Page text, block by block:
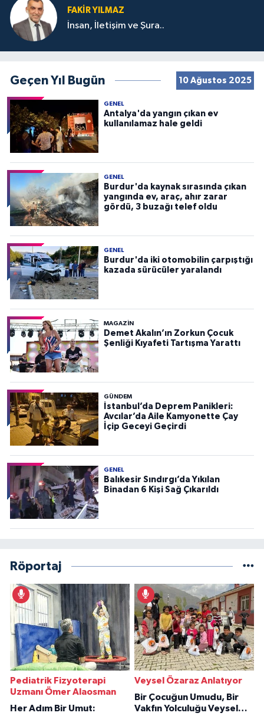
FAKIR YILMAZ
İnsan, İletişim ve Şura..
Geçen Yıl Bugün 10 Ağustos 2025
GENEL
Antalya'da yangın çıkan ev
kullanılamaz hale geldi
GENEL
Burdur'da kaynak sırasında çıkan
yangında ev, araç, ahır zarar
gördü, 3 buzağı telef oldu
GENEL
Burdur'da iki otomobilin çarpıştığı
kazada sürücüler yaralandı
MAGAZİN
Demet Akalın’ın Zorkun Çocuk
Şenliği Kıyafeti Tartışma Yarattı
GÜNDEM
İstanbul’da Deprem Panikleri:
Avcılar’da Aile Kamyonette Çay
İçip Geceyi Geçirdi
GENEL
Balıkesir Sındırgı’da Yıkılan
Binadan 6 Kişi Sağ Çıkarıldı
Röportaj
Pediatrik Fizyoterapi
Uzmanı Ömer Alaosman
Her Adım Bir Umut:
Veysel Özaraz Anlatıyor
Bir Çocuğun Umudu, Bir
Vakfın Yolculuğu Veysel